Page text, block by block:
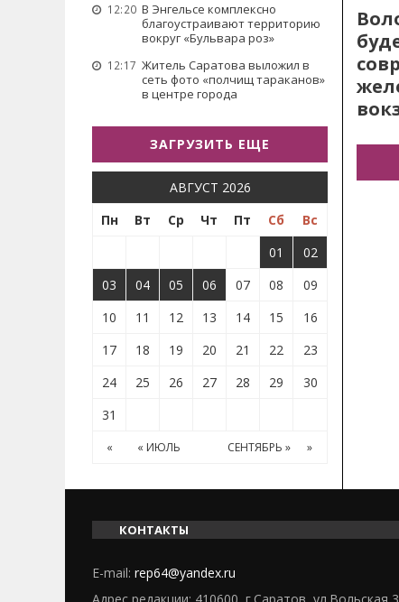
12:20 В Энгельсе комплексно
благоустраивают территорию
вокруг «Бульвара роз»
12:17 Житель Саратова выложил в
сеть фото «полчищ тараканов»
в центре города
ЗАГРУЗИТЬ ЕЩЕ
АВГУСТ 2026
Пн
Вт Ср Чт Пт Сб
Вс
01
02
03
04 05 06 07 08
09
10
11 12 13 14 15
16
17
18 19 20 21 22
23
24
25 26 27 28 29
30
31
« « ИЮЛЬ СЕНТЯБРЬ » »
КОНТАКТЫ
E-mail: rep64@yandex.ru